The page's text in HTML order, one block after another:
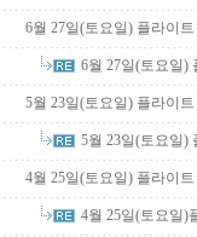
6월 27일(토요일) 플라이
6월 27일(토요일)
5월 23일(토요일) 플라이
5월 23일(토요일)
4월 25일(토요일) 플라이
4월 25일(토요일)